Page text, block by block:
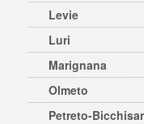
Levie
Luri
Marignana
Olmeto
Petreto-